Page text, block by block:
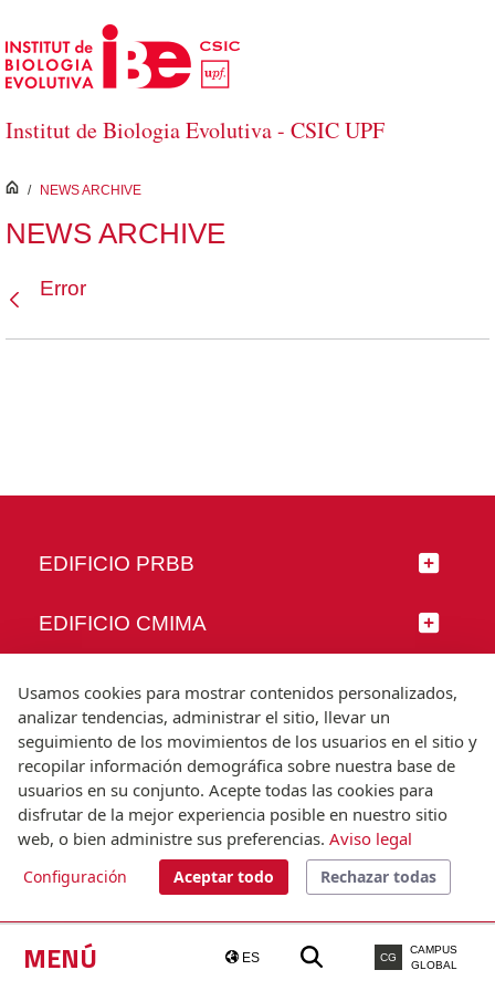
Saltar al contenido principal
Institut de Biologia Evolutiva - CSIC UPF
MENÚ ES CG
CAMPUS
GLOBAL
inici
/ NEWS ARCHIVE
NEWS ARCHIVE
Error
EDIFICIO PRBB
EDIFICIO CMIMA
SÍGUENOS
© Universitat Pompeu Fabra
Barcelona
T.(+34) 93 542 20 00
Usamos cookies para mostrar contenidos personalizados,
analizar tendencias, administrar el sitio, llevar un
seguimiento de los movimientos de los usuarios en el sitio y
recopilar información demográfica sobre nuestra base de
usuarios en su conjunto. Acepte todas las cookies para
disfrutar de la mejor experiencia posible en nuestro sitio
web, o bien administre sus preferencias. Aviso legal
Configuración Aceptar todo Rechazar todas